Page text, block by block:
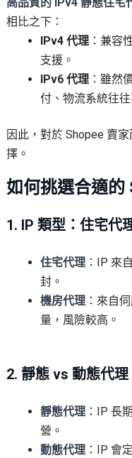
相比之下：
IPv4 代理：兼容
支援。
IPv6 代理：雖然
付、物流系統往
因此，對於 Shopee 賣家
擇。
如何挑選合適的
1. IP 類型：住宅代
住宅代理：IP 來
封。
機房代理：來自
量，風險較高。
2. 靜態 vs 動態代理
靜態代理：IP 長
營。
動態代理：IP 會